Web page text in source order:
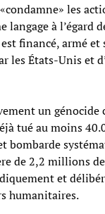
les
langage à l’égard
financé, armé et
les États-Unis et
un
tué au moins
bombarde
de 2,2 millions
et
humanitaires.